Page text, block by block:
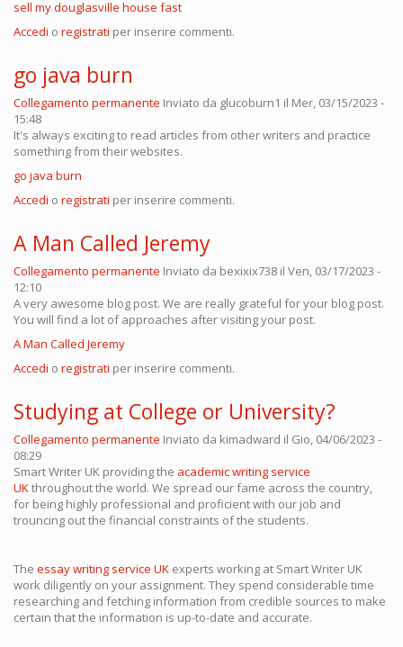
sell my douglasville house fast
Accedi o registrati per inserire commenti.
go java burn
Collegamento permanente Inviato da glucoburn1 il Mer, 03/15/2023 -
15:48
It's always exciting to read articles from other writers and practice
something from their websites.
go java burn
Accedi o registrati per inserire commenti.
A Man Called Jeremy
Collegamento permanente Inviato da bexixix738 il Ven, 03/17/2023 -
12:10
A very awesome blog post. We are really grateful for your blog post.
You will find a lot of approaches after visiting your post.
A Man Called Jeremy
Accedi o registrati per inserire commenti.
Studying at College or University?
Collegamento permanente Inviato da kimadward il Gio, 04/06/2023 -
08:29
Smart Writer UK providing the academic writing service
UKthroughout the world. We spread our fame across the country,
for being highly professional and proficient with our job and
trouncing out the financial constraints of the students.
The essay writing service UK experts working at Smart Writer UK
work diligently on your assignment. They spend considerable time
researching and fetching information from credible sources to make
certain that the information is up-to-date and accurate.